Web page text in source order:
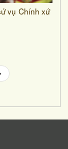
vụ Chính xứ